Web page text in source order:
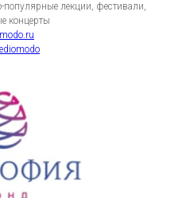
популярные лекции, фестивали,
концерты